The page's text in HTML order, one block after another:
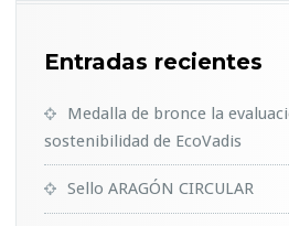
Entradas recientes
Medalla de bronce la
sostenibilidad de EcoVadis
Sello ARAGÓN CIRCULAR